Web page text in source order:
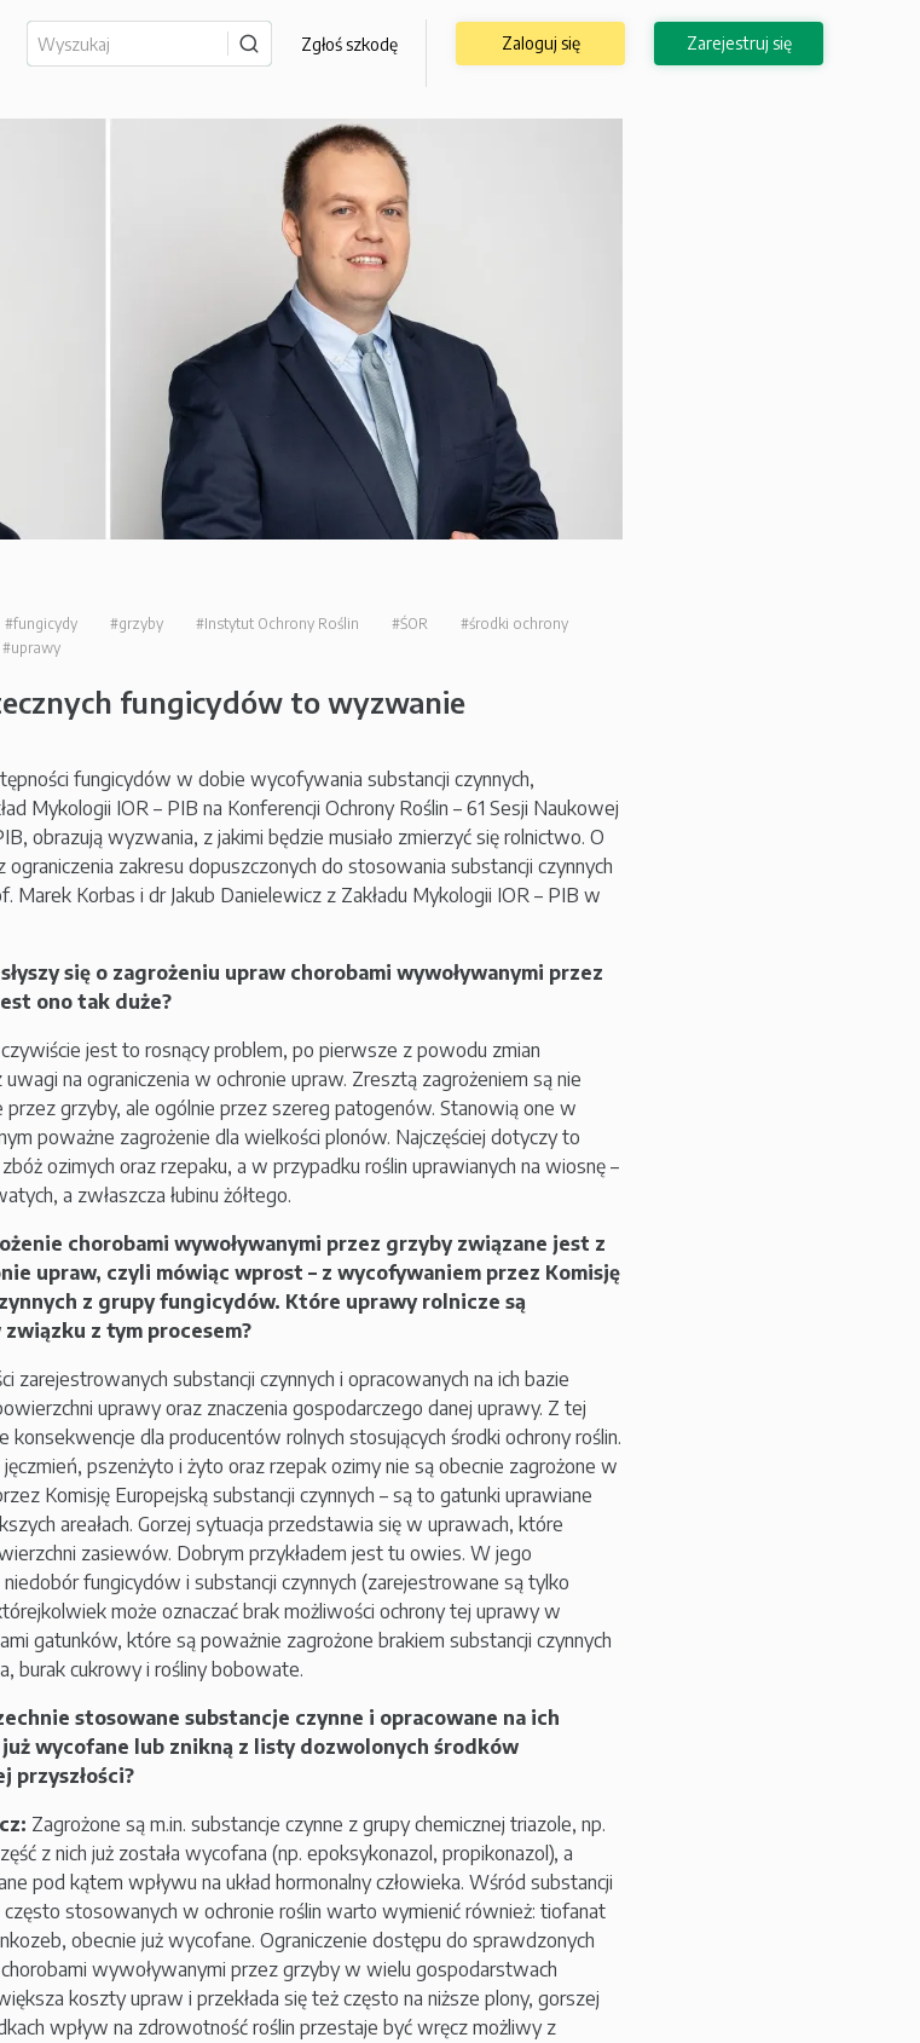
Zgłoś szkodę Zaloguj się Zarejestruj się
#fungicydy #grzyby #Instytut Ochrony Roślin #ŚOR
#środki ochrony
#uprawy
fungicydów to wyzwanie
fungicydów w dobie wycofywania substancji czynnych,
Mykologii IOR – PIB na Konferencji Ochrony Roślin – 61 Sesji Naukowej
obrazują wyzwania, z jakimi będzie musiało zmierzyć się rolnictwo. O
ograniczenia zakresu dopuszczonych do stosowania substancji czynnych
Marek Korbas i dr Jakub Danielewicz z Zakładu Mykologii IOR – PIB w
się o zagrożeniu upraw chorobami wywoływanymi przez
ono tak duże?
jest to rosnący problem, po pierwsze z powodu zmian
uwagi na ograniczenia w ochronie upraw. Zresztą zagrożeniem są nie
grzyby, ale ogólnie przez szereg patogenów. Stanowią one w
poważne zagrożenie dla wielkości plonów. Najczęściej dotyczy to
ozimych oraz rzepaku, a w przypadku roślin uprawianych na wiosnę –
a zwłaszcza łubinu żółtego.
chorobami wywoływanymi przez grzyby związane jest z
upraw, czyli mówiąc wprost – z wycofywaniem przez Komisję
z grupy fungicydów. Które uprawy rolnicze są
z tym procesem?
zarejestrowanych substancji czynnych i opracowanych na ich bazie
uprawy oraz znaczenia gospodarczego danej uprawy. Z tej
konsekwencje dla producentów rolnych stosujących środki ochrony roślin.
jęczmień, pszenżyto i żyto oraz rzepak ozimy nie są obecnie zagrożone w
Komisję Europejską substancji czynnych – są to gatunki uprawiane
areałach. Gorzej sytuacja przedstawia się w uprawach, które
zasiewów. Dobrym przykładem jest tu owies. W jego
fungicydów i substancji czynnych (zarejestrowane są tylko
może oznaczać brak możliwości ochrony tej uprawy w
gatunków, które są poważnie zagrożone brakiem substancji czynnych
burak cukrowy i rośliny bobowate.
stosowane substancje czynne i opracowane na ich
wycofane lub znikną z listy dozwolonych środków
przyszłości?
Zagrożone są m.in. substancje czynne z grupy chemicznej triazole, np.
z nich już została wycofana (np. epoksykonazol, propikonazol), a
pod kątem wpływu na układ hormonalny człowieka. Wśród substancji
często stosowanych w ochronie roślin warto wymienić również: tiofanat
obecnie już wycofane. Ograniczenie dostępu do sprawdzonych
wywoływanymi przez grzyby w wielu gospodarstwach
koszty upraw i przekłada się też często na niższe plony, gorszej
wpływ na zdrowotność roślin przestaje być wręcz możliwy z